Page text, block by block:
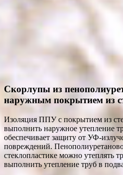
Скорлупы из
наружным покрытием из
Изоляция ППУ с покрытием из
выполнить наружное утепление
обеспечивает защиту от УФ-
повреждений.
стеклопластике можно утеплять
выполнить утепление труб в